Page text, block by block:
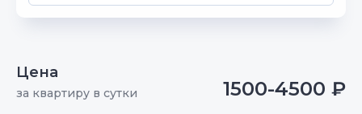
Цена
за квартиру в сутки 1500-4500 ₽